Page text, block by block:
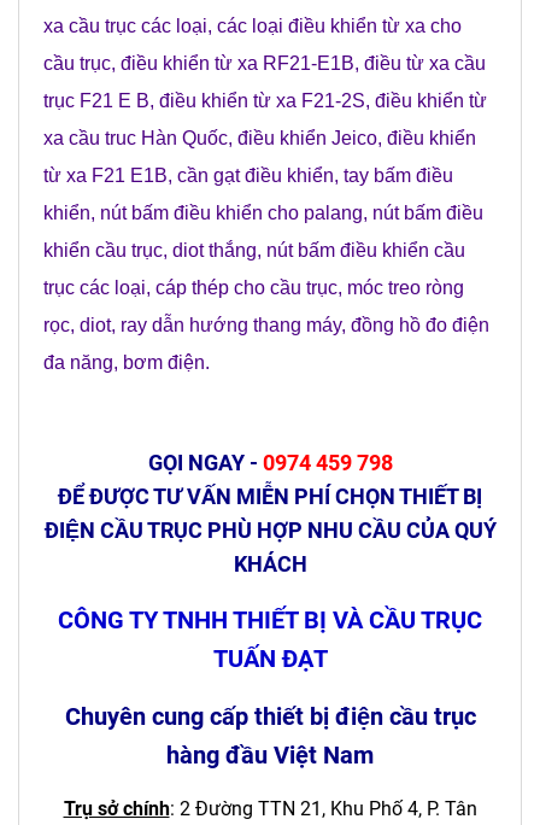
xa cầu trục các loại, các loại điều khiển từ xa cho
cầu trục, điều khiển từ xa RF21-E1B, điều từ xa cầu
trục F21 E B, điều khiển từ xa F21-2S, điều khiển từ
xa cầu truc Hàn Quốc, điều khiển Jeico, điều khiển
từ xa F21 E1B, cần gạt điều khiển, tay bấm điều
khiển, nút bấm điều khiển cho palang, nút bấm điều
khiển cầu trục, diot thắng, nút bấm điều khiển cầu
trục các loại, cáp thép cho cầu trục, móc treo ròng
rọc, diot, ray dẫn hướng thang máy, đồng hồ đo điện
đa năng, bơm điện.
GỌI NGAY - 0974 459 798
ĐỂ ĐƯỢC TƯ VẤN MIỄN PHÍ CHỌN THIẾT BỊ
ĐIỆN CẦU TRỤC PHÙ HỢP NHU CẦU CỦA QUÝ
KHÁCH
CÔNG TY TNHH THIẾT BỊ VÀ CẦU TRỤC
TUẤN ĐẠT
Chuyên cung cấp thiết bị điện cầu trục
hàng đầu Việt Nam
Trụ sở chính: 2 Đường TTN 21, Khu Phố 4, P. Tân